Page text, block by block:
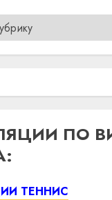
ПО
ТЕННИС